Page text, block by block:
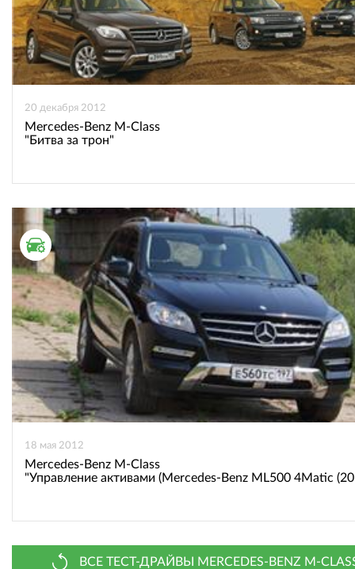
20 декабря 2012
Mercedes-Benz M-Class
"Битва за трон"
ТЕСТ ДРАЙВ
18 мая 2012
Mercedes-Benz M-Class
"Управление активами (Mercedes-Benz ML500 4Matic
ВСЕ ТЕСТ-ДРАЙВЫ MERCEDES-BENZ M-